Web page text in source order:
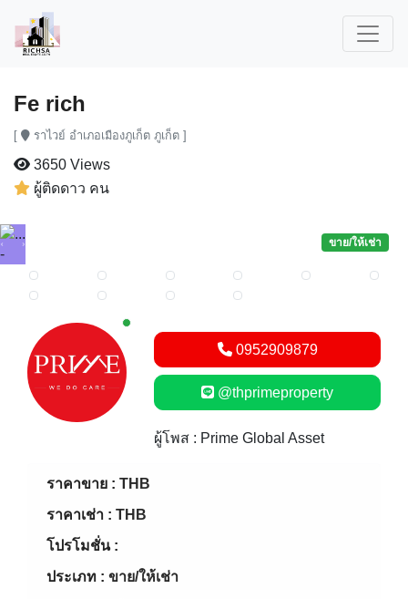
Fe rich
[ ราไวย์ อำเภอเมืองภูเก็ต ภูเก็ต ]
3650 Views
ผู้ติดดาว คน
Previous
ขาย/ให้เช่า
New alerts
0952909879
@thprimeproperty
ผู้โพส : Prime Global Asset
ราคาขาย : THB
ราคาเช่า : THB
โปรโมชั่น :
ประเภท : ขาย/ให้เช่า